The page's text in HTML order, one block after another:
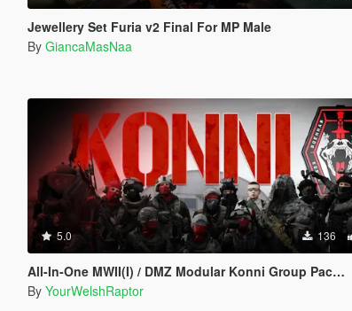
Jewellery Set Furia v2 Final For MP Male
By GiancaMasNaa
5.0 136
All-In-One MWII(I) / DMZ Modular Konni Group Pack [Add-On Ped & MP Male]
By YourWelshRaptor